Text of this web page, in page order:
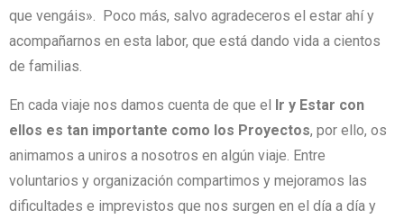
que vengáis». Poco más, salvo agradeceros el estar ahí y
acompañarnos en esta labor, que está dando vida a cientos
de familias.
En cada viaje nos damos cuenta de que el Ir y Estar con
ellos es tan importante como los Proyectos, por ello, os
animamos a uniros a nosotros en algún viaje. Entre
voluntarios y organización compartimos y mejoramos las
dificultades e imprevistos que nos surgen en el día a día y